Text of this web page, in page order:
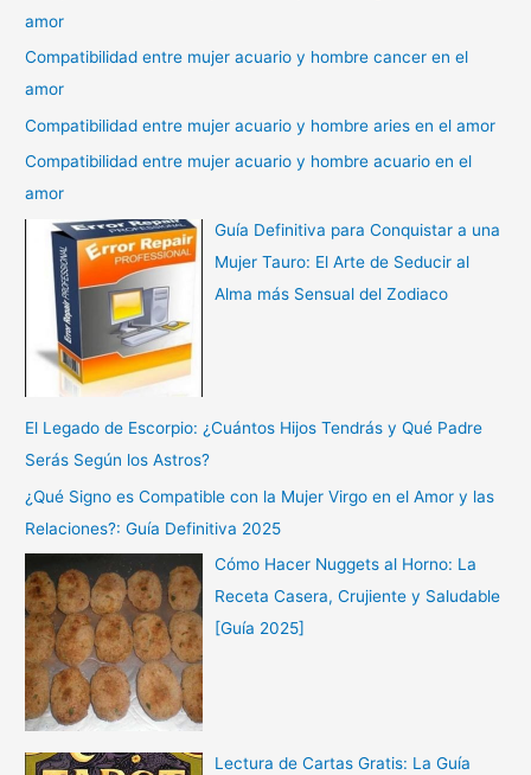
amor
Compatibilidad entre mujer acuario y hombre cancer en el
amor
Compatibilidad entre mujer acuario y hombre aries en el amor
Compatibilidad entre mujer acuario y hombre acuario en el
amor
Guía Definitiva para Conquistar a una
Mujer Tauro: El Arte de Seducir al
Alma más Sensual del Zodiaco
El Legado de Escorpio: ¿Cuántos Hijos Tendrás y Qué Padre
Serás Según los Astros?
¿Qué Signo es Compatible con la Mujer Virgo en el Amor y las
Relaciones?: Guía Definitiva 2025
Cómo Hacer Nuggets al Horno: La
Receta Casera, Crujiente y Saludable
[Guía 2025]
Lectura de Cartas Gratis: La Guía